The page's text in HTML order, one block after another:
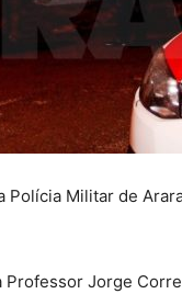
Polícia Militar de
Jorge